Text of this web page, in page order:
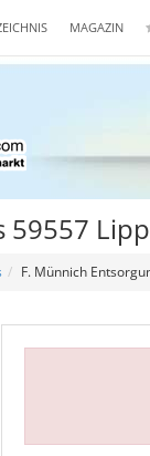
MAGAZIN
59557
F. Münnich